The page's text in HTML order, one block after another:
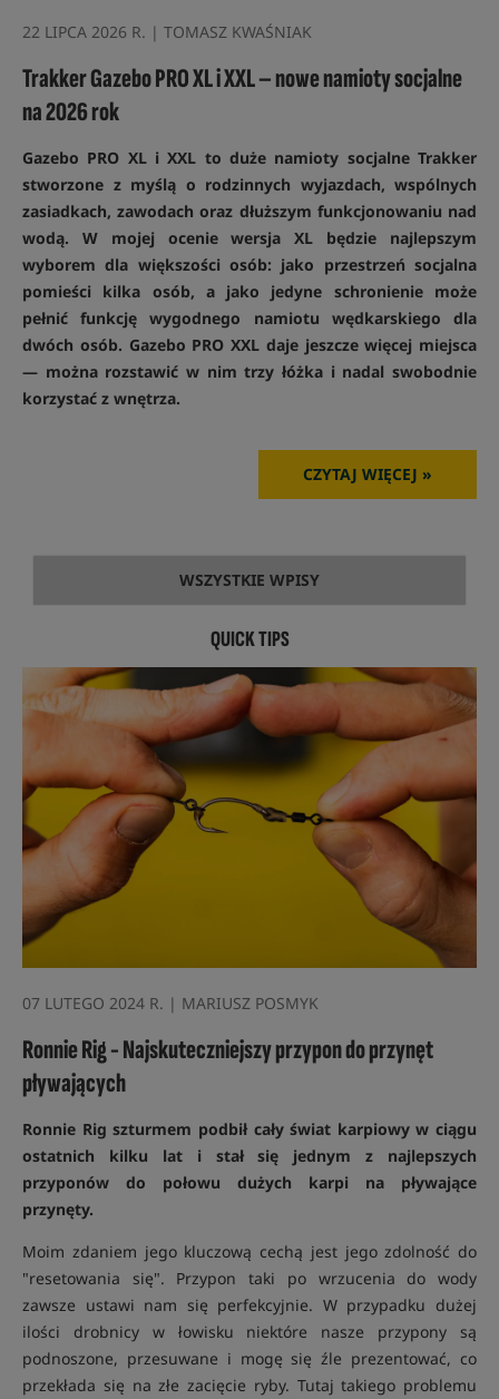
22 LIPCA 2026 R. | TOMASZ KWAŚNIAK
Trakker Gazebo PRO XL i XXL – nowe namioty socjalne
na 2026 rok
Gazebo PRO XL i XXL to duże namioty socjalne Trakker
stworzone z myślą o rodzinnych wyjazdach, wspólnych
zasiadkach, zawodach oraz dłuższym funkcjonowaniu nad
wodą. W mojej ocenie wersja XL będzie najlepszym
wyborem dla większości osób: jako przestrzeń socjalna
pomieści kilka osób, a jako jedyne schronienie może
pełnić funkcję wygodnego namiotu wędkarskiego dla
dwóch osób. Gazebo PRO XXL daje jeszcze więcej miejsca
— można rozstawić w nim trzy łóżka i nadal swobodnie
korzystać z wnętrza.
CZYTAJ WIĘCEJ »
WSZYSTKIE WPISY
QUICK TIPS
07 LUTEGO 2024 R. | MARIUSZ POSMYK
Ronnie Rig - Najskuteczniejszy przypon do przynęt
pływających
Ronnie Rig szturmem podbił cały świat karpiowy w ciągu
ostatnich kilku lat i stał się jednym z najlepszych
przyponów do połowu dużych karpi na pływające
przynęty.
Moim zdaniem jego kluczową cechą jest jego zdolność do
"resetowania się". Przypon taki po wrzucenia do wody
zawsze ustawi nam się perfekcyjnie. W przypadku dużej
ilości drobnicy w łowisku niektóre nasze przypony są
podnoszone, przesuwane i mogę się źle prezentować, co
przekłada się na złe zacięcie ryby. Tutaj takiego problemu